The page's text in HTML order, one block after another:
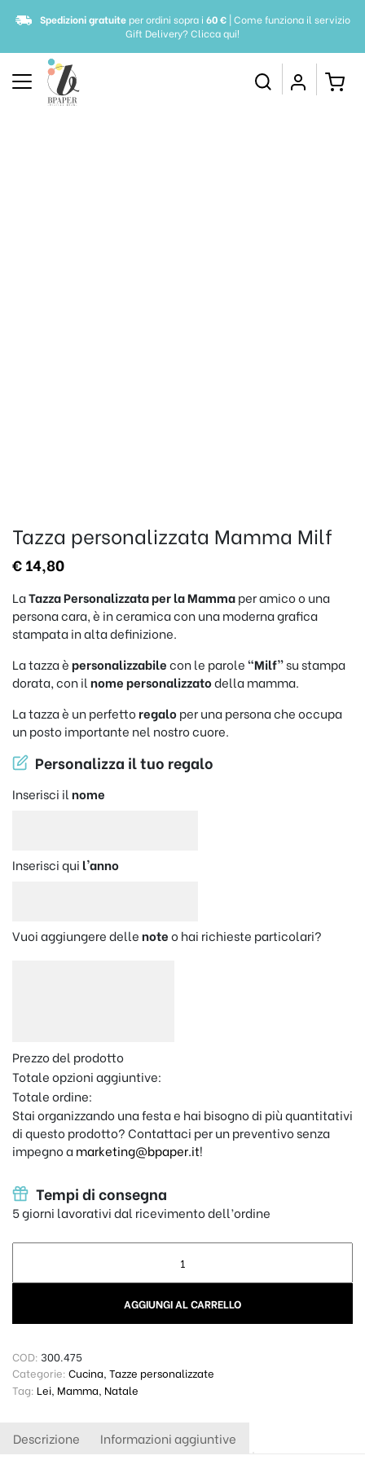
Spedizioni gratuiteper ordini sopra i 60 €| Come funziona il servizio
Gift Delivery?Clicca qui!
Tazza personalizzata Mamma Milf
€14,80
LaTazza Personalizzata per la Mammaper amico o una
persona cara, è in ceramica con una moderna grafica
stampata in alta definizione.
La tazza èpersonalizzabilecon le parole“Milf”su stampa
dorata, con il nome personalizzatodella mamma.
La tazza è un perfetto regaloper una persona che occupa
un posto importante nel nostro cuore.
Personalizza il tuo regalo
Inserisci il nome
Inserisci qui l'anno
Vuoi aggiungere dellenoteo hai richieste particolari?
Prezzo del prodotto
Totale opzioni aggiuntive:
Totale ordine:
Stai organizzando una festa e hai bisogno di più quantitativi
di questo prodotto? Contattaci per un preventivo senza
impegno amarketing@bpaper.it!
Tempi di consegna
5 giorni lavorativi dal ricevimento dell’ordine
AGGIUNGI AL CARRELLO
COD: 300.475
Categorie: Cucina, Tazze personalizzate
Tag: Lei Mamma Natale
Descrizione Informazioni aggiuntive